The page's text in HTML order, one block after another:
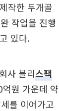
작한 두개골
작업을 진행
있다.
사 블리스팩
원 가운데 약
를 이어가고